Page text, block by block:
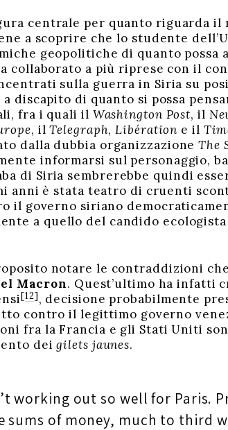
centrale per quanto riguarda il
a scoprire che lo studente
geopolitiche di quanto
collaborato a più riprese con il
sulla guerra in Siria su
discapito di quanto si possa
fra i quali il Washington Post, il
, ilTelegraph,Libération e il
dalla dubbia organizzazioneThe
informarsi sul personaggio,
di Siria sembrerebbe quindi
anni è stata teatro di cruenti
il governo siriano
a quello del candido
notare le contraddizioni
Macron. Quest’ultimo ha infatti
[12], decisione probabilmente
contro il legittimo governo
fra la Francia e gli Stati Uniti
deigilets jaunes.
working out so well for Paris.
sums of money, much to third